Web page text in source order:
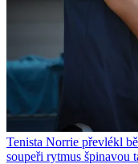
Tenista Norrie převlékl
soupeři rytmus špinavou